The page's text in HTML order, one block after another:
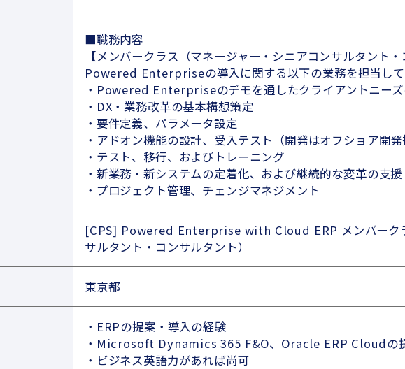
■職務内容
【メンバークラス（マネージャー・シニアコンサルタント
Powered Enterpriseの導入に関する以下の業務を担当し
・Powered Enterpriseのデモを通したクライアントニー
・DX・業務改革の基本構想策定
・要件定義、パラメータ設定
・アドオン機能の設計、受入テスト（開発はオフショア開
・テスト、移行、およびトレーニング
・新業務・新システムの定着化、および継続的な変革の支援
・プロジェクト管理、チェンジマネジメント
[CPS] Powered Enterprise with Cloud ERP メンバーク
サルタント・コンサルタント）
東京都
・ERPの提案・導入の経験
・Microsoft Dynamics 365 F&O、Oracle ERP Cloudの
・ビジネス英語力があれば尚可